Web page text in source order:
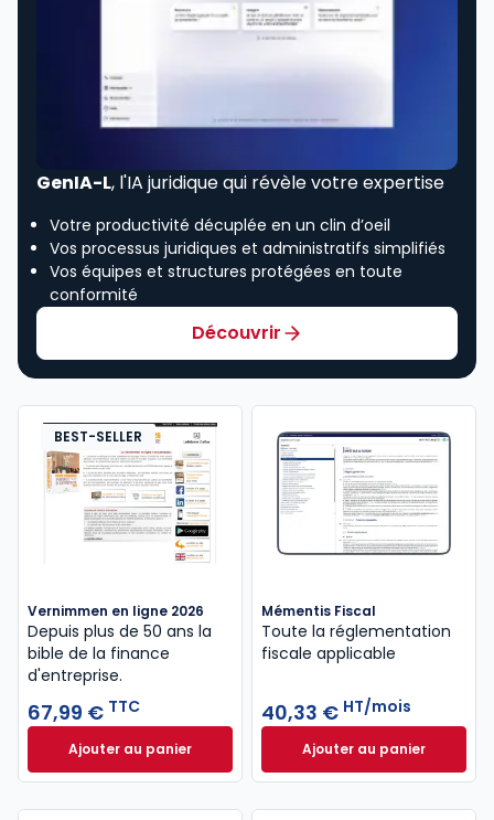
GenIA-L, l'IA juridique qui révèle votre expertise
Votre productivité décuplée en un clin d’oeil
Vos processus juridiques et administratifs simplifiés
Vos équipes et structures protégées en toute
conformité
Découvrir
BEST-SELLER
Vernimmen en ligne 2026
Depuis plus de 50 ans la
bible de la finance
d'entreprise.
67,99 € TTC
Ajouter au panierVernimmen en ligne 2026 à 67,99 € TTC
Mémentis Fiscal
Toute la réglementation
fiscale applicable
40,33 € HT/mois
Ajouter au panier
Mémentis Fiscal